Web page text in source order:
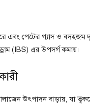
এবং পেটের গ্যাস ও
(IBS) এর উপসর্গ কমায়।
উৎপাদন বাড়ায়, যা